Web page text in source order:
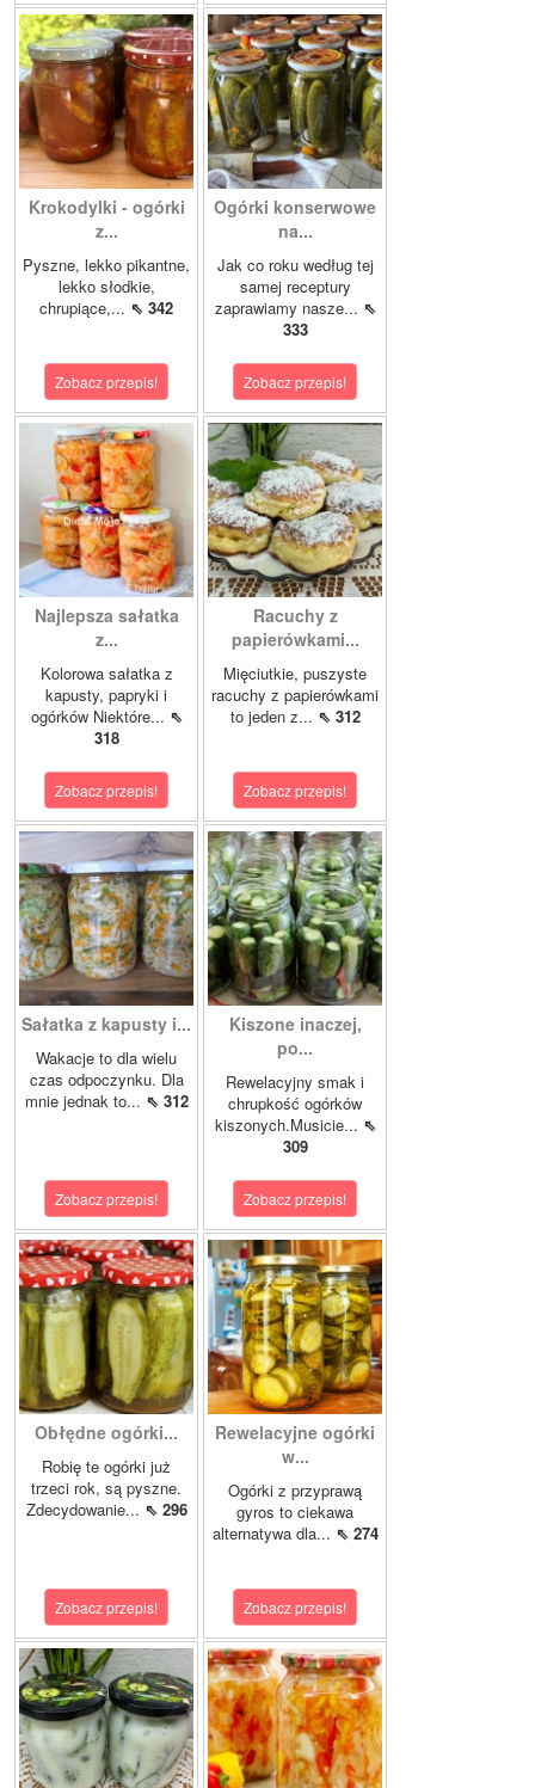
Krokodylki - ogórki
z...
Pyszne, lekko pikantne,
lekko słodkie,
chrupiące,... ⇖ 342
Zobacz przepis!
Ogórki konserwowe
na...
Jak co roku według tej
samej receptury
zaprawiamy nasze... ⇖
333
Zobacz przepis!
Najlepsza sałatka
z...
Kolorowa sałatka z
kapusty, papryki i
ogórków Niektóre... ⇖
318
Zobacz przepis!
Racuchy z
papierówkami...
Mięciutkie, puszyste
racuchy z papierówkami
to jeden z... ⇖ 312
Zobacz przepis!
Sałatka z kapusty i...
Wakacje to dla wielu
czas odpoczynku. Dla
mnie jednak to... ⇖ 312
Zobacz przepis!
Kiszone inaczej,
po...
Rewelacyjny smak i
chrupkość ogórków
kiszonych.Musicie... ⇖
309
Zobacz przepis!
Obłędne ogórki...
Robię te ogórki już
trzeci rok, są pyszne.
Zdecydowanie... ⇖ 296
Zobacz przepis!
Rewelacyjne ogórki
w...
Ogórki z przyprawą
gyros to ciekawa
alternatywa dla... ⇖ 274
Zobacz przepis!